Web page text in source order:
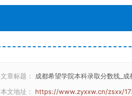
文章标题： 成都希望学院本科录取分数线_
本文地址： https://www.zyxxw.cn/zsxx/